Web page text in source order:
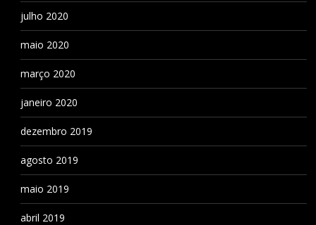
julho 2020
maio 2020
março 2020
janeiro 2020
dezembro 2019
agosto 2019
maio 2019
abril 2019